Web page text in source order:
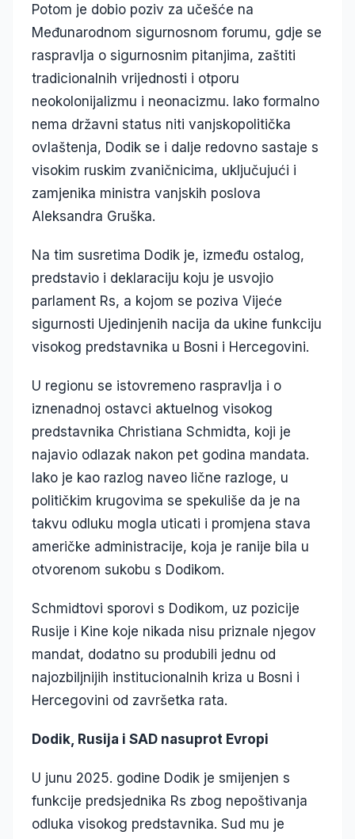
Potom je dobio poziv za učešće na
Međunarodnom sigurnosnom forumu, gdje se
raspravlja o sigurnosnim pitanjima, zaštiti
tradicionalnih vrijednosti i otporu
neokolonijalizmu i neonacizmu. Iako formalno
nema državni status niti vanjskopolitička
ovlaštenja, Dodik se i dalje redovno sastaje s
visokim ruskim zvaničnicima, uključujući i
zamjenika ministra vanjskih poslova
Aleksandra Gruška.
Na tim susretima Dodik je, između ostalog,
predstavio i deklaraciju koju je usvojio
parlament Rs, a kojom se poziva Vijeće
sigurnosti Ujedinjenih nacija da ukine funkciju
visokog predstavnika u Bosni i Hercegovini.
U regionu se istovremeno raspravlja i o
iznenadnoj ostavci aktuelnog visokog
predstavnika Christiana Schmidta, koji je
najavio odlazak nakon pet godina mandata.
Iako je kao razlog naveo lične razloge, u
političkim krugovima se spekuliše da je na
takvu odluku mogla uticati i promjena stava
američke administracije, koja je ranije bila u
otvorenom sukobu s Dodikom.
Schmidtovi sporovi s Dodikom, uz pozicije
Rusije i Kine koje nikada nisu priznale njegov
mandat, dodatno su produbili jednu od
najozbiljnijih institucionalnih kriza u Bosni i
Hercegovini od završetka rata.
Dodik, Rusija i SAD nasuprot Evropi
U junu 2025. godine Dodik je smijenjen s
funkcije predsjednika Rs zbog nepoštivanja
odluka visokog predstavnika. Sud mu je